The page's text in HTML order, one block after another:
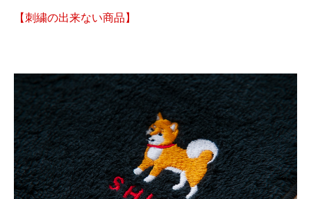
【刺繍の出来ない商品】